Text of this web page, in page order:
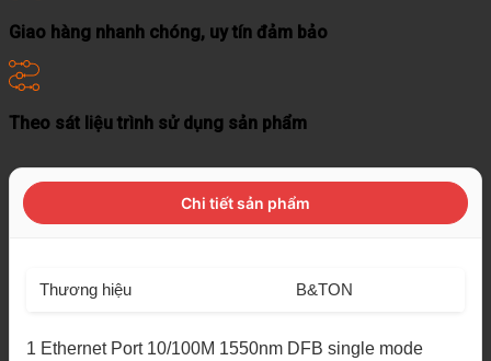
Giao hàng nhanh chóng, uy tín đảm bảo
Theo sát liệu trình sử dụng sản phẩm
Chi tiết sản phẩm
Thương hiệu B&TON
1 Ethernet Port 10/100M 1550nm DFB single mode